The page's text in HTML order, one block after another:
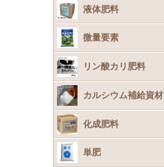
液体肥料
微量要素
リン酸カリ肥料
カルシウム補給資材
化成肥料
単肥